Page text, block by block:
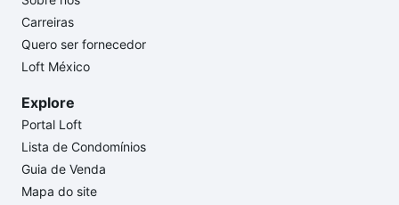
Carreiras
Quero ser fornecedor
Loft México
Explore
Portal Loft
Lista de Condomínios
Guia de Venda
Mapa do site